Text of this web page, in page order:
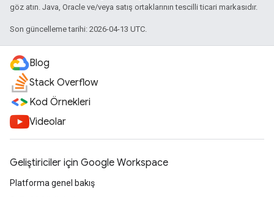
göz atın. Java, Oracle ve/veya satış ortaklarının tescilli ticari markasıdır.
Son güncelleme tarihi: 2026-04-13 UTC.
Blog
Stack Overflow
Kod Örnekleri
Videolar
Geliştiriciler için Google Workspace
Platforma genel bakış